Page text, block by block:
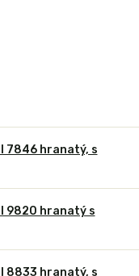
7846 hranatý, s
9820 hranatý s
8833 hranatý, s